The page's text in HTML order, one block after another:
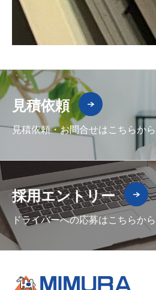
見積依頼
見積依頼・お問合せはこちらから
採用エントリー
ドライバーへの応募はこちらから